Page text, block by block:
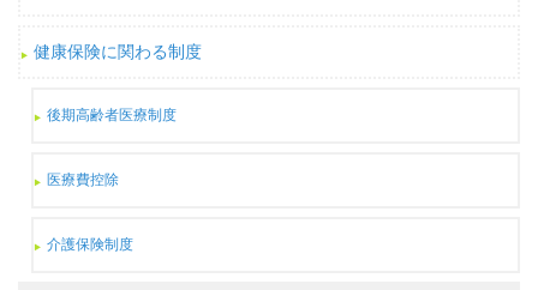
健康保険に関わる制度
後期高齢者医療制度
医療費控除
介護保険制度